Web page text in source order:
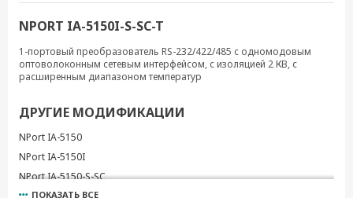
NPORT IA-5150I-S-SC-T
1-портовый преобразователь RS-232/422/485 с одномодовым
оптоволоконным сетевым интерфейсом, с изоляцией 2 КВ, с
расширенным диапазоном температур
ДРУГИЕ МОДИФИКАЦИИ
NPort IA-5150
NPort IA-5150I
NPort IA-5150-S-SC
ПОКАЗАТЬ ВСЕ